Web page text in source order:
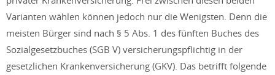
Varianten wählen können jedoch nur die Wenigsten. Denn die
meisten Bürger sind nach § 5 Abs. 1 des fünften Buches des
Sozialgesetzbuches (SGB V) versicherungspflichtig in der
gesetzlichen Krankenversicherung (GKV). Das betrifft folgende